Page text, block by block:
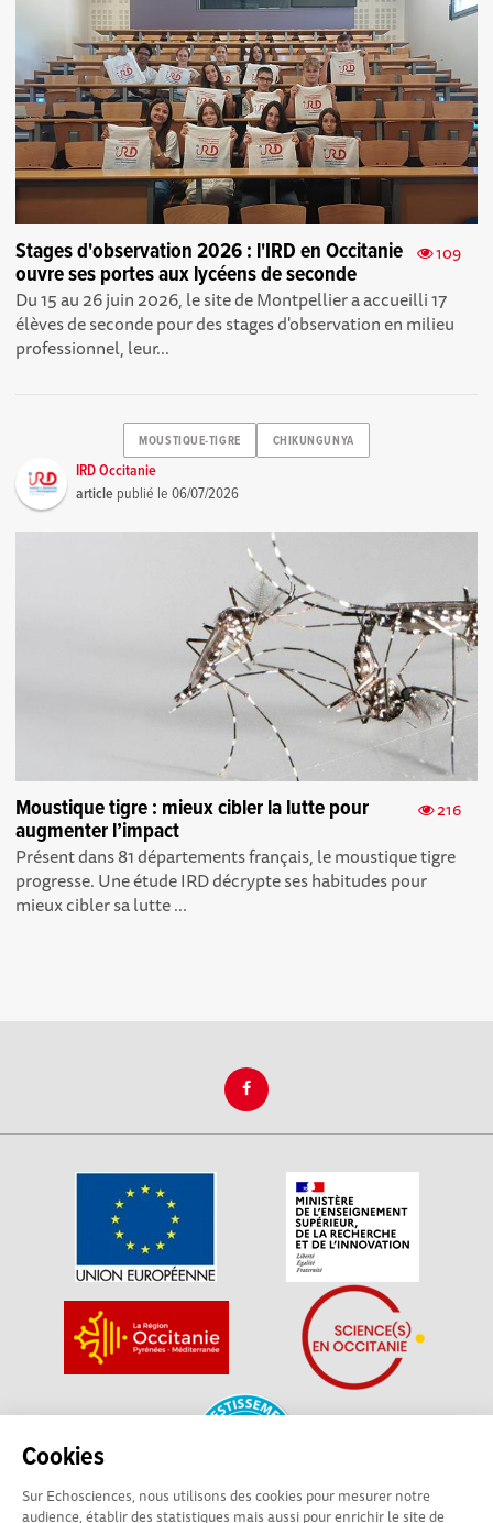
Cookies
Sur Echosciences, nous utilisons des cookies pour mesurer notre
audience, établir des statistiques mais aussi pour enrichir le site de
109
Stages d'observation 2026 : l'IRD en Occitanie
ouvre ses portes aux lycéens de seconde
Du 15 au 26 juin 2026, le site de Montpellier a accueilli 17
élèves de seconde pour des stages d'observation en milieu
professionnel, leur...
MOUSTIQUE-TIGRE CHIKUNGUNYA
IRD Occitanie
article publié le06/07/2026
216
Moustique tigre : mieux cibler la lutte pour
augmenter l’impact
Présent dans 81 départements français, le moustique tigre
progresse. Une étude IRD décrypte ses habitudes pour
mieux cibler sa lutte ...